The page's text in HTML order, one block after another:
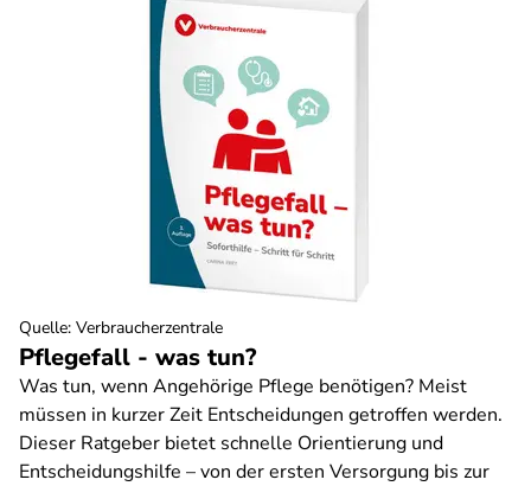
Pflegefall - was tun?
Was tun, wenn Angehörige Pflege benötigen? Meist
müssen in kurzer Zeit Entscheidungen getroffen werden.
Dieser Ratgeber bietet schnelle Orientierung und
Entscheidungshilfe – von der ersten Versorgung bis zur
Quelle: Verbraucherzentrale